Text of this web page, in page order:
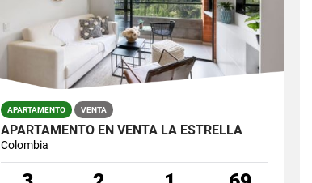
APARTAMENTO VENTA
APARTAMENTO EN VENTA LA ESTRELLA
Colombia